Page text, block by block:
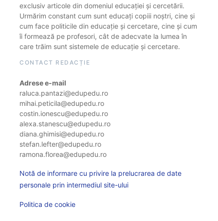
exclusiv articole din domeniul educației și cercetării.
Urmărim constant cum sunt educați copiii noștri, cine și
cum face politicile din educație și cercetare, cine și cum
îi formează pe profesori, cât de adecvate la lumea în
care trăim sunt sistemele de educație și cercetare.
CONTACT REDACȚIE
Adrese e-mail
raluca.pantazi@edupedu.ro
mihai.peticila@edupedu.ro
costin.ionescu@edupedu.ro
alexa.stanescu@edupedu.ro
diana.ghimisi@edupedu.ro
stefan.lefter@edupedu.ro
ramona.florea@edupedu.ro
Notă de informare cu privire la prelucrarea de date
personale prin intermediul site-ului
Politica de cookie